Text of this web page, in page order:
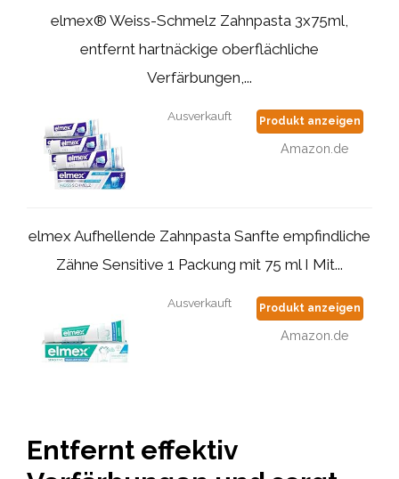
elmex® Weiss-Schmelz Zahnpasta 3x75ml,
entfernt hartnäckige oberflächliche
Verfärbungen,...
Ausverkauft Produkt anzeigen
Amazon.de
elmex Aufhellende Zahnpasta Sanfte empfindliche
Zähne Sensitive 1 Packung mit 75 ml I Mit...
Ausverkauft Produkt anzeigen
Amazon.de
Entfernt effektiv